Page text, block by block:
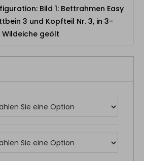
Bild 1: Bettrahmen Easy
3 und Kopfteil Nr. 3, in 3-
Wildeiche geölt